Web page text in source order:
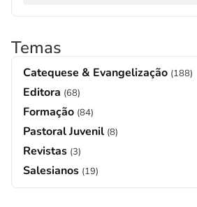
Temas
Catequese & Evangelização (188)
Editora (68)
Formação (84)
Pastoral Juvenil (8)
Revistas (3)
Salesianos (19)